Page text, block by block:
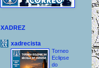
XADREZ
xadrecista
Torneo
Eclipse
do